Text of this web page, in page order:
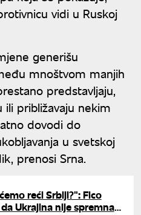
vidi u Ruskoj
generišu
mnoštvom manjih
predstavljaju,
ili približavaju nekim
dovodi do
u svetskoj
prenosi Srna.
reći Srbiji?": Fico
Ukrajina nije spremna